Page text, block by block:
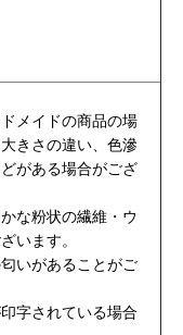
メイドの商品の場
きさの違い、色滲
がある場合がござ
な粉状の繊維・ウ
います。
いがあることがご
字されている場合